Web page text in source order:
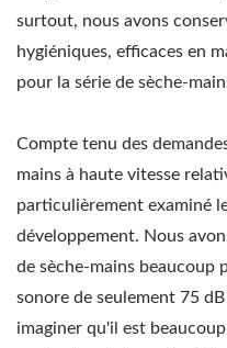
surtout, nous avons
hygiéniques, efficaces en
pour la série de sèche-
Compte tenu des
mains à haute vitesse
particulièrement examiné
développement. Nous
de sèche-mains beaucoup
sonore de seulement 75
imaginer qu'il est